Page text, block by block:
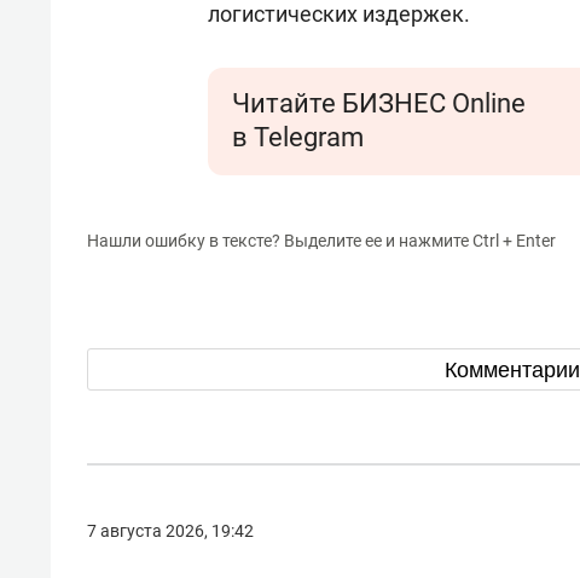
логистических издержек.
Читайте БИЗНЕС Online
в Telegram
Нашли ошибку в тексте? Выделите ее и нажмите Ctrl + Enter
Комментарии
7 августа 2026, 19:42